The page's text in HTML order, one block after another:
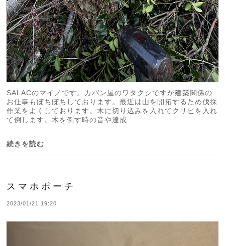
SALACのマイノです。カバン屋のワタクシですが建築関係の
お仕事もぼちぼちしております。最近は山を開拓するため伐採
作業をよくしております。木に切り込みを入れてクサビを入れ
て倒します。木を倒す時の音や達成...
続きを読む
スマホポーチ
2023/01/21 19:20